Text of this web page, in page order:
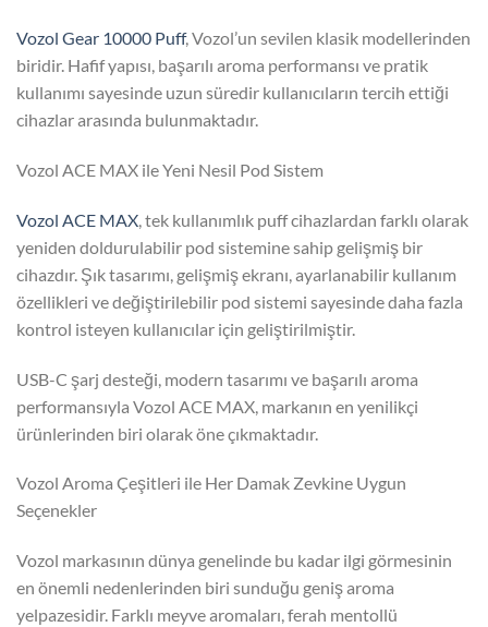
Vozol Gear 10000 Puff, Vozol’un sevilen klasik modellerinden
biridir. Hafif yapısı, başarılı aroma performansı ve pratik
kullanımı sayesinde uzun süredir kullanıcıların tercih ettiği
cihazlar arasında bulunmaktadır.
Vozol ACE MAX ile Yeni Nesil Pod Sistem
Vozol ACE MAX , tek kullanımlık puff cihazlardan farklı olarak
yeniden doldurulabilir pod sistemine sahip gelişmiş bir
cihazdır. Şık tasarımı, gelişmiş ekranı, ayarlanabilir kullanım
özellikleri ve değiştirilebilir pod sistemi sayesinde daha fazla
kontrol isteyen kullanıcılar için geliştirilmiştir.
USB-C şarj desteği, modern tasarımı ve başarılı aroma
performansıyla Vozol ACE MAX, markanın en yenilikçi
ürünlerinden biri olarak öne çıkmaktadır.
Vozol Aroma Çeşitleri ile Her Damak Zevkine Uygun
Seçenekler
Vozol markasının dünya genelinde bu kadar ilgi görmesinin
en önemli nedenlerinden biri sunduğu geniş aroma
yelpazesidir. Farklı meyve aromaları, ferah mentollü